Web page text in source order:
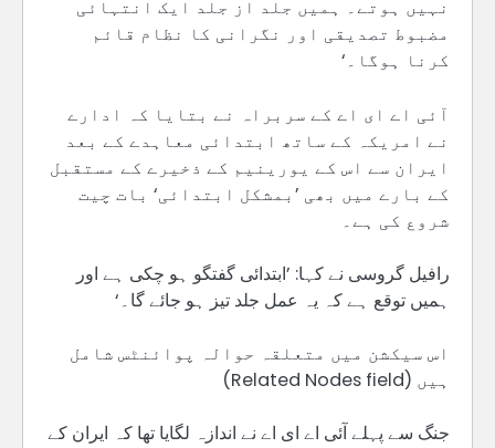
نہیں ہوتے۔ ہمیں جلد از جلد ایک انتہائی
مضبوط تصدیقی اور نگرانی کا نظام قائم
کرنا ہوگا۔‘
آئی اے ای اے کے سربراہ نے بتایا کہ ادارے
نے امریکہ کے ساتھ ابتدائی معاہدے کے بعد
ایران سے اس کے یورینیم کے ذخیرے کے مستقبل
کے بارے میں بھی ’بمشکل ابتدائی‘ بات چیت
شروع کی ہے۔
رافیل گروسی نے کہا: ’ابتدائی گفتگو ہو چکی ہے اور
ہمیں توقع ہے کہ یہ عمل جلد تیز ہو جائے گا۔‘
اس سیکشن میں متعلقہ حوالہ پوائنٹس شامل
ہیں (Related Nodes field)
جنگ سے پہلے آئی اے ای اے نے اندازہ لگایا تھا کہ ایران کے